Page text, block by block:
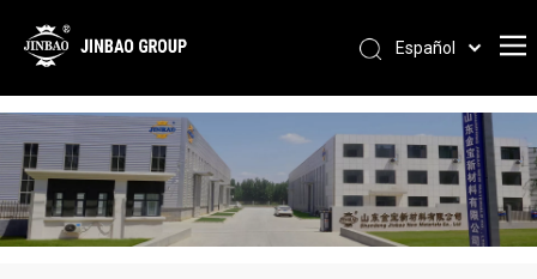
Español
Português
العربية
简体中文
English